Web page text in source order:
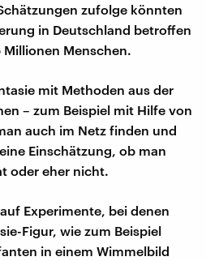
zufolge könnten
in Deutschland betroffen
Menschen.
mit Methoden aus der
– zum Beispiel mit Hilfe von
auch im Netz finden und
Einschätzung, ob man
oder eher nicht.
Experimente, bei denen
Figur, wie zum Beispiel
in einem Wimmelbild